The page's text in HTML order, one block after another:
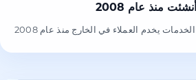
أنشئت منذ عام 2008